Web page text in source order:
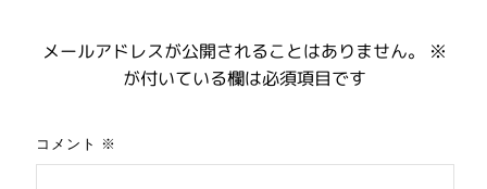
メールアドレスが公開されることはありません。
※
が付いている欄は必須項目です
コメント ※